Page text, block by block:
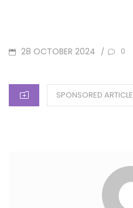
POSTED
28 OCTOBER 2024 / 0
CATEGORIES
SPONSORED ARTICLE